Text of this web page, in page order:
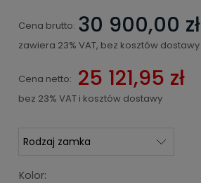
Cena brutto: 30 900,00 zł
zawiera 23% VAT, bez kosztów dostawy
Cena netto: 25 121,95 zł
bez 23% VAT i kosztów dostawy
Kolor: